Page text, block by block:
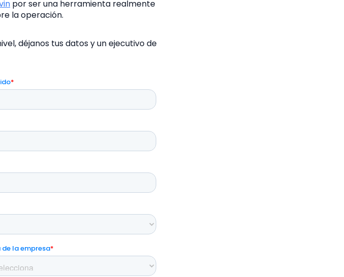
por ser una herramienta realmente
la operación.
déjanos tus datos y un ejecutivo de